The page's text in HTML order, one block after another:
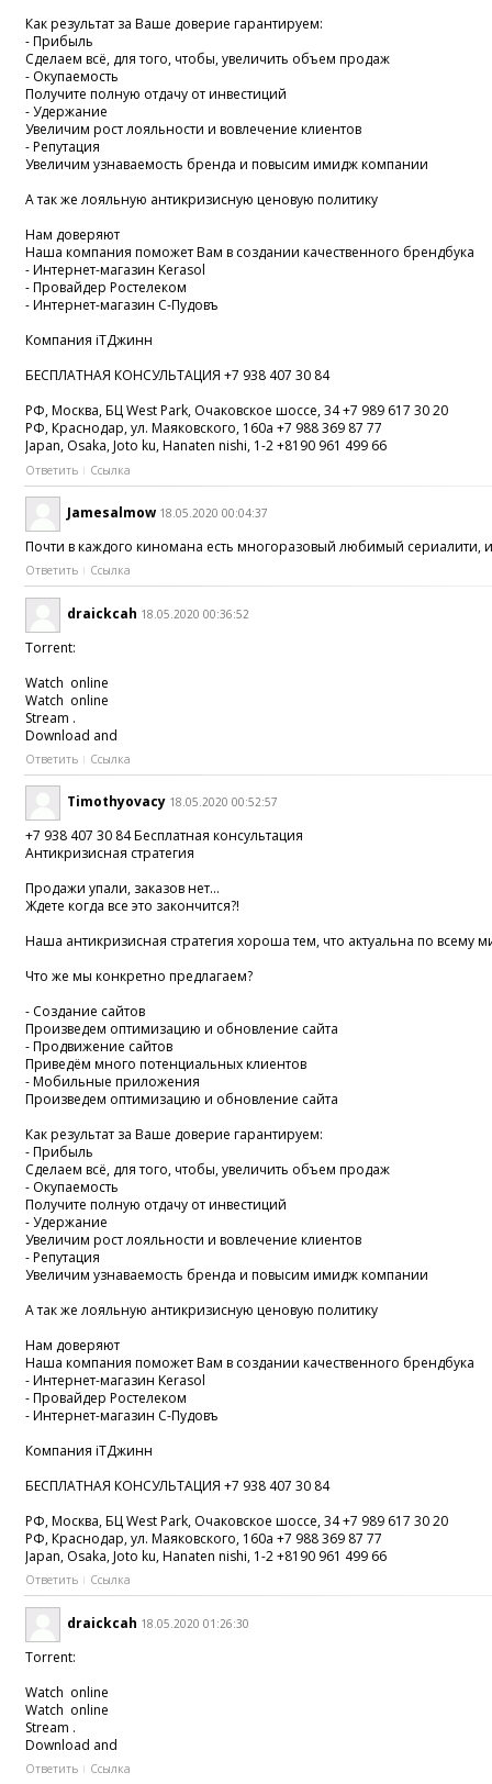
Как результат за Ваше доверие гарантируем:
- Прибыль
Сделаем всё, для того, чтобы, увеличить объем продаж
- Окупаемость
Получите полную отдачу от инвестиций
- Удержание
Увеличим рост лояльности и вовлечение клиентов
- Репутация
Увеличим узнаваемость бренда и повысим имидж компании
А так же лояльную антикризисную ценовую политику
Нам доверяют
Наша компания поможет Вам в создании качественного брендбука
- Интернет-магазин Kerasol
- Провайдер Ростелеком
- Интернет-магазин С-Пудовъ
Компания iTДжинн
БЕСПЛАТНАЯ КОНСУЛЬТАЦИЯ +7 938 407 30 84
РФ, Москва, БЦ West Park, Очаковское шоссе, 34 +7 989 617 30 20
РФ, Краснодар, ул. Маяковского, 160а +7 988 369 87 77
Japan, Osaka, Joto ku, Hanaten nishi, 1-2 +8190 961 499 66
Ответить Ссылка
Jamesalmow 18.05.2020 00:04:37
Почти в каждого киномана есть многоразовый любимый сериалити,
Ответить Ссылка
draickcah 18.05.2020 00:36:52
Torrent:
Watch online
Watch online
Stream .
Download and
Ответить Ссылка
Timothyovacy 18.05.2020 00:52:57
+7 938 407 30 84 Бесплатная консультация
Антикризисная стратегия
Продажи упали, заказов нет...
Ждете когда все это закончится?!
Наша антикризисная стратегия хороша тем, что актуальна по
Что же мы конкретно предлагаем?
- Создание сайтов
Произведем оптимизацию и обновление сайта
- Продвижение сайтов
Приведём много потенциальных клиентов
- Мобильные приложения
Произведем оптимизацию и обновление сайта
Как результат за Ваше доверие гарантируем:
- Прибыль
Сделаем всё, для того, чтобы, увеличить объем продаж
- Окупаемость
Получите полную отдачу от инвестиций
- Удержание
Увеличим рост лояльности и вовлечение клиентов
- Репутация
Увеличим узнаваемость бренда и повысим имидж компании
А так же лояльную антикризисную ценовую политику
Нам доверяют
Наша компания поможет Вам в создании качественного брендбука
- Интернет-магазин Kerasol
- Провайдер Ростелеком
- Интернет-магазин С-Пудовъ
Компания iTДжинн
БЕСПЛАТНАЯ КОНСУЛЬТАЦИЯ +7 938 407 30 84
РФ, Москва, БЦ West Park, Очаковское шоссе, 34 +7 989 617 30 20
РФ, Краснодар, ул. Маяковского, 160а +7 988 369 87 77
Japan, Osaka, Joto ku, Hanaten nishi, 1-2 +8190 961 499 66
Ответить Ссылка
draickcah 18.05.2020 01:26:30
Torrent:
Watch online
Watch online
Stream .
Download and
Ответить Ссылка